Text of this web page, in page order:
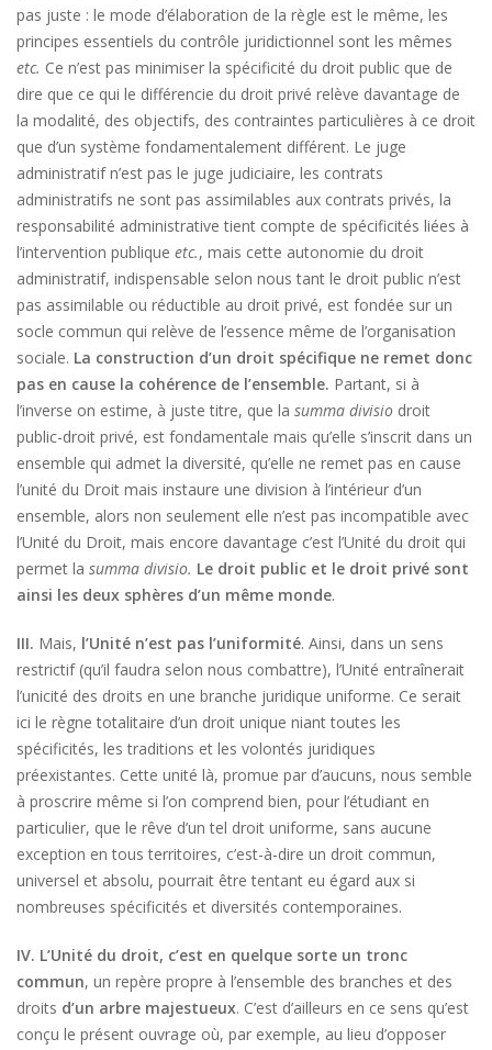
pas juste : le mode d’élaboration de la règle est le même, les
principes essentiels du contrôle juridictionnel sont les mêmes
etc. Ce n’est pas minimiser la spécificité du droit public que de
dire que ce qui le différencie du droit privé relève davantage de
la modalité, des objectifs, des contraintes particulières à ce droit
que d’un système fondamentalement différent. Le juge
administratif n’est pas le juge judiciaire, les contrats
administratifs ne sont pas assimilables aux contrats privés, la
responsabilité administrative tient compte de spécificités liées à
l’intervention publique etc., mais cette autonomie du droit
administratif, indispensable selon nous tant le droit public n’est
pas assimilable ou réductible au droit privé, est fondée sur un
socle commun qui relève de l’essence même de l’organisation
sociale. La construction d’un droit spécifique ne remet donc
pas en cause la cohérence de l’ensemble. Partant, si à
l’inverse on estime, à juste titre, que la summa divisio droit
public-droit privé, est fondamentale mais qu’elle s’inscrit dans un
ensemble qui admet la diversité, qu’elle ne remet pas en cause
l’unité du Droit mais instaure une division à l’intérieur d’un
ensemble, alors non seulement elle n’est pas incompatible avec
l’Unité du Droit, mais encore davantage c’est l’Unité du droit qui
permet la summa divisio. Le droit public et le droit privé sont
ainsi les deux sphères d’un même monde.
III. Mais, l’Unité n’est pas l’uniformité. Ainsi, dans un sens
restrictif (qu’il faudra selon nous combattre), l’Unité entraînerait
l’unicité des droits en une branche juridique uniforme. Ce serait
ici le règne totalitaire d’un droit unique niant toutes les
spécificités, les traditions et les volontés juridiques
préexistantes. Cette unité là, promue par d’aucuns, nous semble
à proscrire même si l’on comprend bien, pour l’étudiant en
particulier, que le rêve d’un tel droit uniforme, sans aucune
exception en tous territoires, c’est-à-dire un droit commun,
universel et absolu, pourrait être tentant eu égard aux si
nombreuses spécificités et diversités contemporaines.
IV. L’Unité du droit, c’est en quelque sorte un tronc
commun, un repère propre à l’ensemble des branches et des
droits d’un arbre majestueux. C’est d’ailleurs en ce sens qu’est
conçu le présent ouvrage où, par exemple, au lieu d’opposer